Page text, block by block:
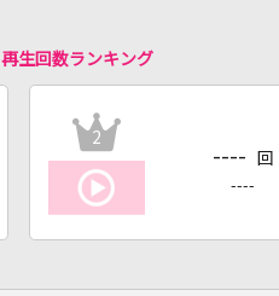
再生回数ランキング
2
---- 回
----